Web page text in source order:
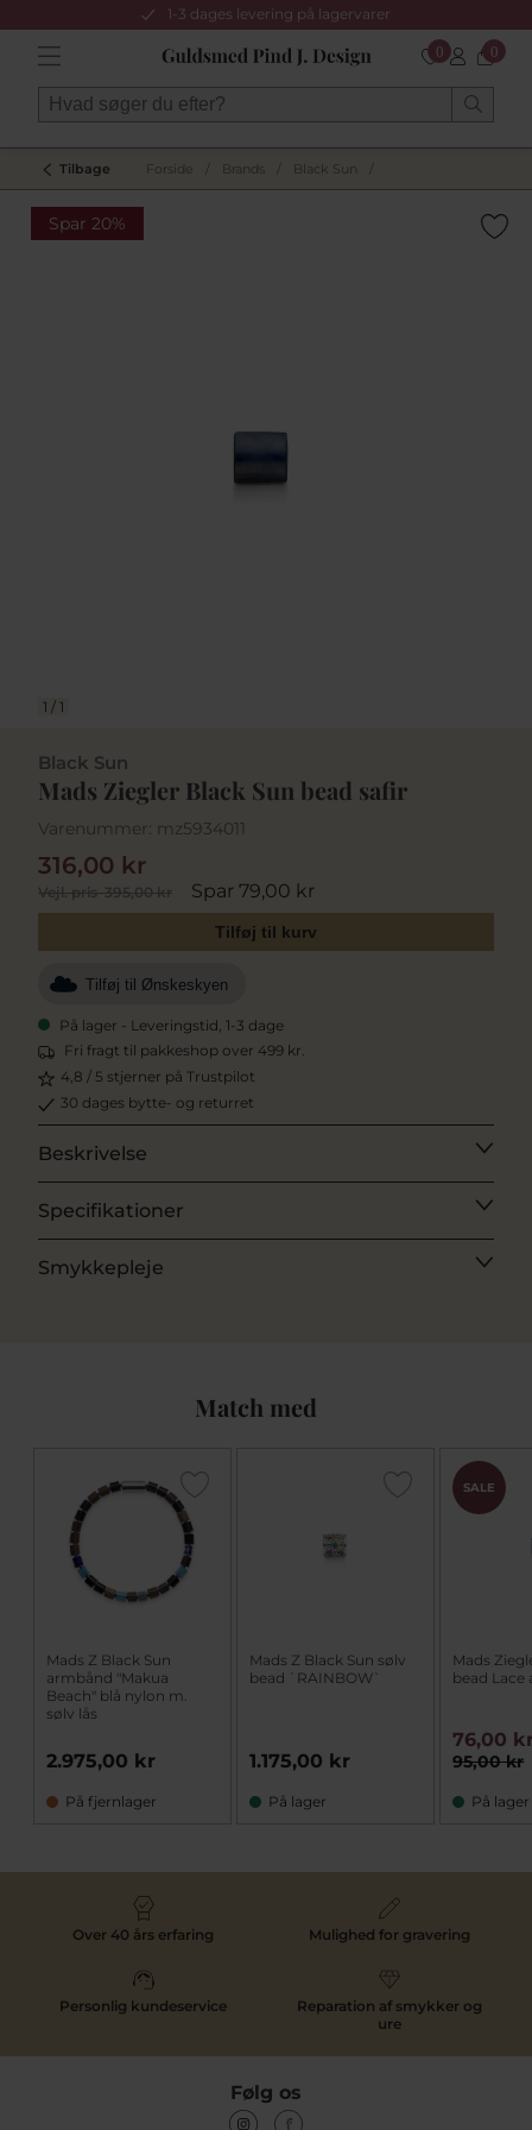
1-3 dages levering på lagervarer
0 0
Tilbage Forside Brands Black Sun
Spar 20%
1 / 1
Black Sun
Mads Ziegler Black Sun bead safir
Varenummer: mz5934011
Vejl. pris395,00 kr Spar 79,00 kr
316,00 kr
Tilføj til kurv
Tilføj til Ønskeskyen
På lager - Leveringstid, 1-3 dage
Fri fragt til pakkeshop over 499 kr.
4,8 / 5 stjerner på Trustpilot
30 dages bytte- og returret
Beskrivelse
Specifikationer
Smykkepleje
Match med
Mads Z Black Sun
armbånd "Makua
Beach" blå nylon m.
sølv lås
2.975,00 kr
På fjernlager
Mads Z Black Sun sølv
bead `RAINBOW`
1.175,00 kr
På lager
SALE
Mads
bead Lace
95,00 kr
76,00
På lager
Over 40 års erfaring Mulighed for gravering
Personlig kundeservice
Reparation af smykker og
ure
Følg os